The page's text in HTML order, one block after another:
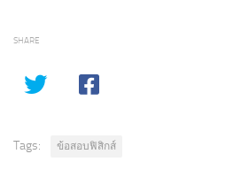
SHARE
Tags: ข้อสอบฟิสิกส์